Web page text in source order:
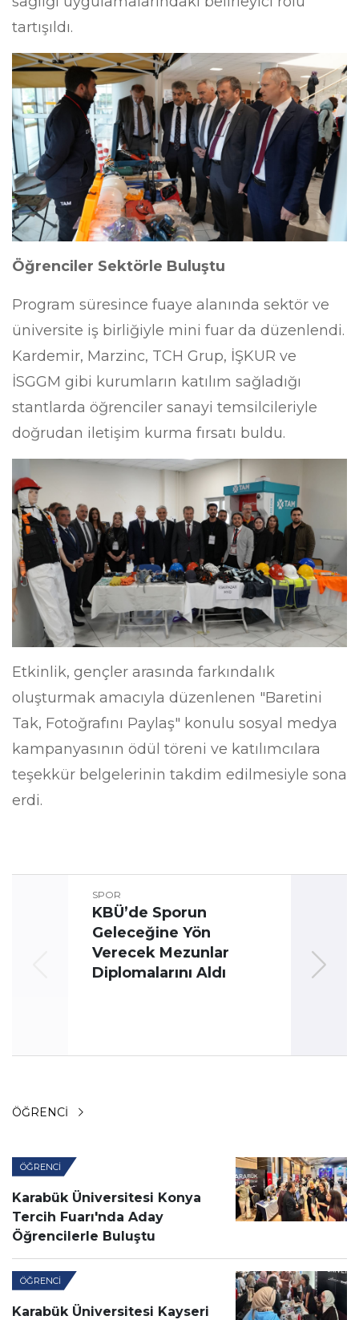
tartışıldı.
​Öğrenciler Sektörle Buluştu
​Program süresince fuaye alanında sektör ve
üniversite iş birliğiyle mini fuar da düzenlendi.
Kardemir, Marzinc, TCH Grup, İŞKUR ve
İSGGM gibi kurumların katılım sağladığı
stantlarda öğrenciler sanayi temsilcileriyle
doğrudan iletişim kurma fırsatı buldu.
​Etkinlik, gençler arasında farkındalık
oluşturmak amacıyla düzenlenen "Baretini
Tak, Fotoğrafını Paylaş" konulu sosyal medya
kampanyasının ödül töreni ve katılımcılara
teşekkür belgelerinin takdim edilmesiyle sona
erdi.
SPOR
KBÜ’de Sporun
Geleceğine Yön
Verecek Mezunlar
Diplomalarını Aldı
ÖĞRENCI
ÖĞRENCI
Karabük Üniversitesi Konya
Tercih Fuarı'nda Aday
Öğrencilerle Buluştu
ÖĞRENCI
Karabük Üniversitesi Kayseri